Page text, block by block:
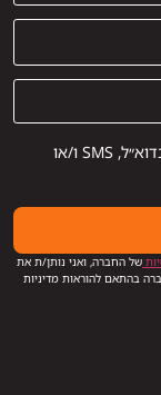
אני מאשר/ת קבלת הודעות שיווקיות מהחברה בדוא״ל, SMS ו/או
של החברה, ואני נותן/ת את
בהתאם להוראות מדיניות